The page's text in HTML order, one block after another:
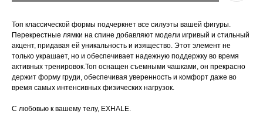
Топ классической формы подчеркнет все силуэты вашей фигуры.
Перекрестные лямки на спине добавляют модели игривый и стильный
акцент, придавая ей уникальность и изящество. Этот элемент не
только украшает, но и обеспечивает надежную поддержку во время
активных тренировок.Топ оснащен съемными чашками, он прекрасно
держит форму груди, обеспечивая уверенность и комфорт даже во
время самых интенсивных физических нагрузок.
С любовью к вашему телу, EXHALE.